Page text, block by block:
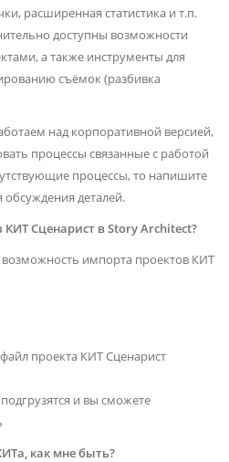
расширенная статистика и т.п.
доступны возможности
а также инструменты для
съёмок (разбивка
над корпоративной версией,
процессы связанные с работой
процессы, то напишите
деталей.
КИТ Сценарист в Story Architect?
импорта проектов КИТ
проекта КИТ Сценарист
и вы сможете
как мне быть?